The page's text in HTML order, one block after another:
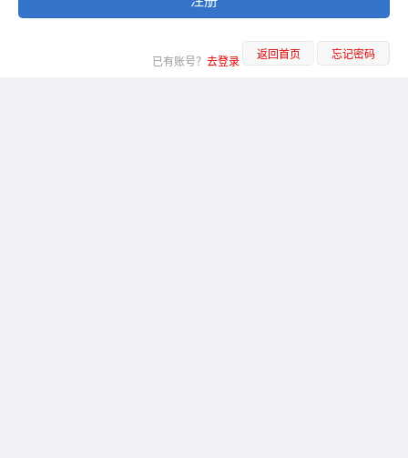
已有账号？ 去登录 返回首页 忘记密码